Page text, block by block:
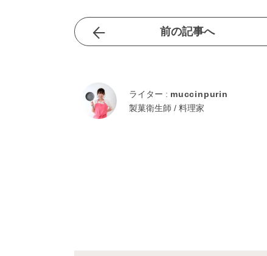
前の記事へ
ライター : muccinpurin
製菓衛生師 / 料理家